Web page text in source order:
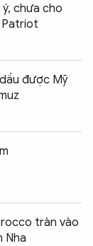
chưa cho
Patriot
được Mỹ
tràn vào
Nha